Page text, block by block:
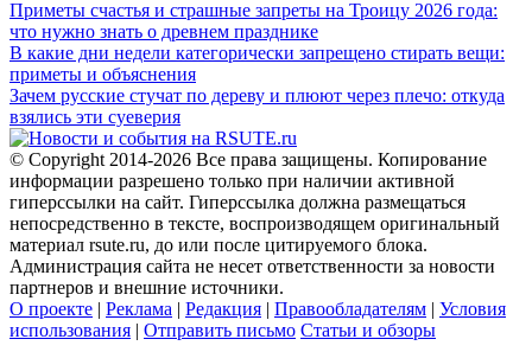
Приметы счастья и страшные запреты на Троицу 2026 года:
что нужно знать о древнем празднике
В какие дни недели категорически запрещено стирать вещи:
приметы и объяснения
Зачем русские стучат по дереву и плюют через плечо: откуда
взялись эти суеверия
© Copyright 2014-2026 Все права защищены. Копирование
информации разрешено только при наличии активной
гиперссылки на сайт. Гиперссылка должна размещаться
непосредственно в тексте, воспроизводящем оригинальный
материал rsute.ru, до или после цитируемого блока.
Администрация сайта не несет ответственности за новости
партнеров и внешние источники.
О проекте | Реклама | Редакция | Правообладателям | Условия
использования | Отправить письмо Статьи и обзоры